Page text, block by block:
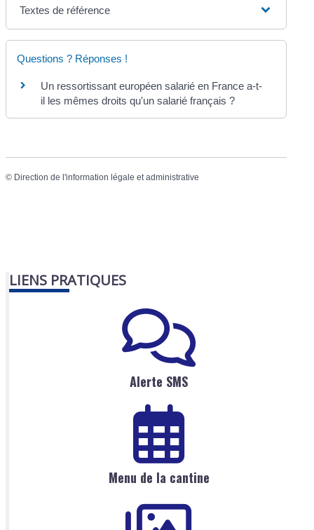
Textes de référence
Questions ? Réponses !
Un ressortissant européen salarié en France a-t-
il les mêmes droits qu'un salarié français ?
© Direction de l'information légale et administrative
LIENS PRATIQUES
Alerte SMS
Menu de la cantine